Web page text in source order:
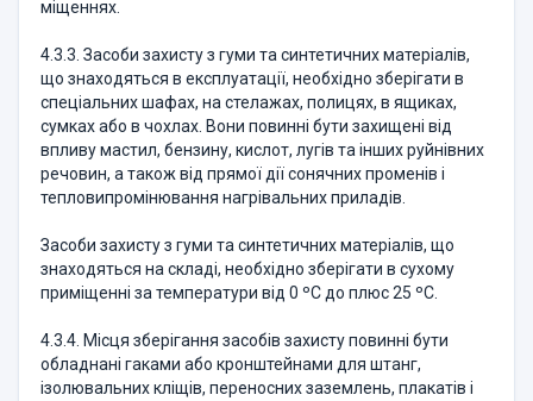
міщеннях.
4.3.3. Засоби захисту з гуми та синтетичних матеріалів,
що знаходяться в експлуатації, необхідно зберігати в
спеціальних шафах, на стелажах, полицях, в ящиках,
сумках або в чохлах. Вони повинні бути захищені від
впливу мастил, бен­зину, кислот, лугів та інших руйнівних
речовин, а також від прямої дії сонячних променів і
тепловипромінювання нагрівальних приладів.
Засоби захисту з гуми та синтетичних матеріалів, що
знаходяться на складі, необхідно зберігати в сухому
приміщенні за температури від 0 ºС до плюс 25 ºС.
4.3.4. Місця зберігання засобів захисту повинні бути
обладнані гаками або кронштейнами для штанг,
ізолювальних кліщів, переносних заземлень, плакатів і